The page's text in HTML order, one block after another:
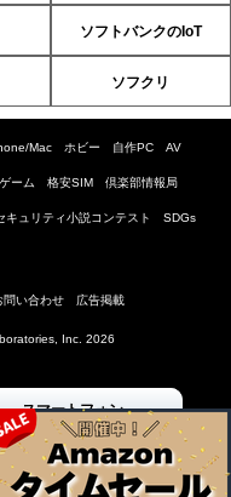
ソフトバンクのIoT
ソフクリ
Mac ホビー 自作PC AV
ゲーム 格安SIM 倶楽部情報局
キュリティ小説コンテスト SDGs
問い合わせ 広告掲載
Inc. 2026
スマートフォン